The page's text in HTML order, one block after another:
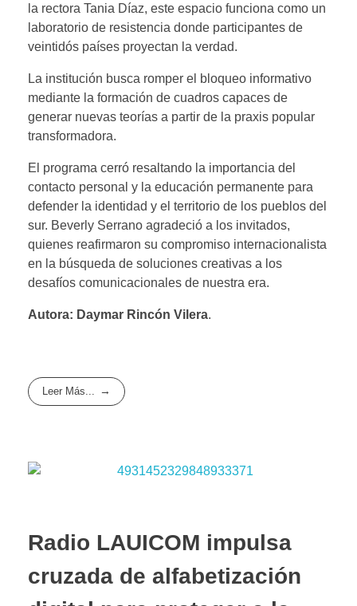
la rectora Tania Díaz, este espacio funciona como un
laboratorio de resistencia donde participantes de
veintidós países proyectan la verdad.
La institución busca romper el bloqueo informativo
mediante la formación de cuadros capaces de
generar nuevas teorías a partir de la praxis popular
transformadora.
El programa cerró resaltando la importancia del
contacto personal y la educación permanente para
defender la identidad y el territorio de los pueblos del
sur. Beverly Serrano agradeció a los invitados,
quienes reafirmaron su compromiso internacionalista
en la búsqueda de soluciones creativas a los
desafíos comunicacionales de nuestra era.
Autora: Daymar Rincón Vilera.
Leer Más...
Radio LAUICOM impulsa
cruzada de alfabetización